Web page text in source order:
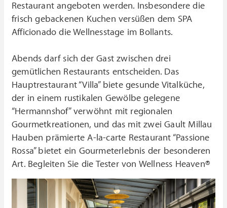
Restaurant angeboten werden. Insbesondere die
frisch gebackenen Kuchen versüßen dem SPA
Afficionado die Wellnesstage im Bollants.
Abends darf sich der Gast zwischen drei
gemütlichen Restaurants entscheiden. Das
Hauptrestaurant “Villa” biete gesunde Vitalküche,
der in einem rustikalen Gewölbe gelegene
“Hermannshof” verwöhnt mit regionalen
Gourmetkreationen, und das mit zwei Gault Millau
Hauben prämierte A-la-carte Restaurant “Passione
Rossa” bietet ein Gourmeterlebnis der besonderen
Art. Begleiten Sie die Tester von Wellness Heaven®